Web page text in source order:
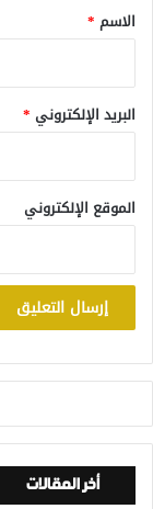
*
الاسم *
البريد الإلكتروني *
الموقع الإلكتروني
أخر المقالات